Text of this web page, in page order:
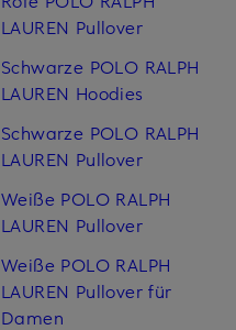
LAUREN Pullover
Schwarze POLO RALPH
LAUREN Hoodies
Schwarze POLO RALPH
LAUREN Pullover
Weiße POLO RALPH
LAUREN Pullover
Weiße POLO RALPH
LAUREN Pullover für
Damen